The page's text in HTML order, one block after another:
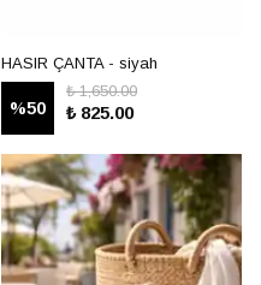
HASIR ÇANTA - siyah
%50
₺ 1,650.00
₺ 825.00